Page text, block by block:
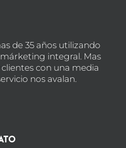
de 35 años utilizando
integral. Mas
clientes con una media
nos avalan.